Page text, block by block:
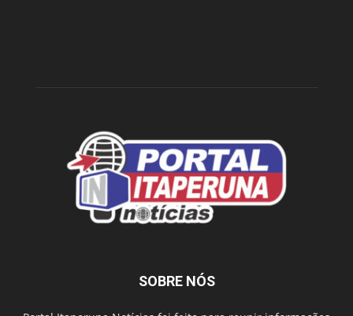
SOBRE NÓS